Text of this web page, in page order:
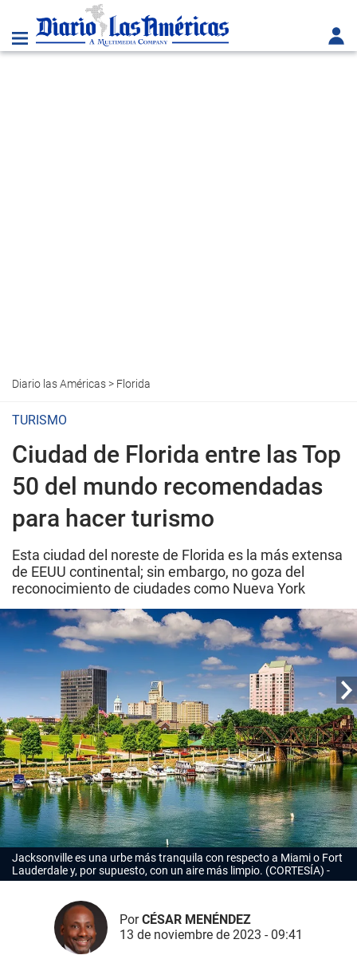
Diario las Américas> Florida
TURISMO
Ciudad de Florida entre las Top
50 del mundo recomendadas
para hacer turismo
Esta ciudad del noreste de Florida es la más extensa
de EEUU continental; sin embargo, no goza del
reconocimiento de ciudades como Nueva York
Jacksonville es una urbe más tranquila con respecto a Miami o Fort
Lauderdale y, por supuesto, con un aire más limpio. (CORTESÍA)
PorCÉSAR MENÉNDEZ
13 de noviembre de 2023 - 09:41